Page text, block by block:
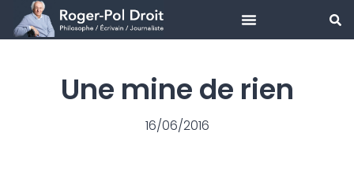
Aller
Une mine de rien
16/06/2016